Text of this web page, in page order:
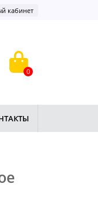
кабинет
0